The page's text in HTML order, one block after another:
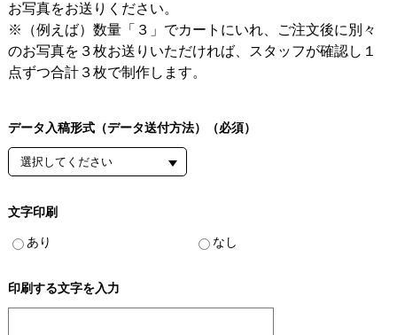
お写真をお送りください。
※（例えば）数量「３」でカートにいれ、ご注文後に別々
のお写真を３枚お送りいただければ、スタッフが確認し１
点ずつ合計３枚で制作します。
データ入稿形式（データ送付方法）（必須）
文字印刷
あり なし
印刷する文字を入力